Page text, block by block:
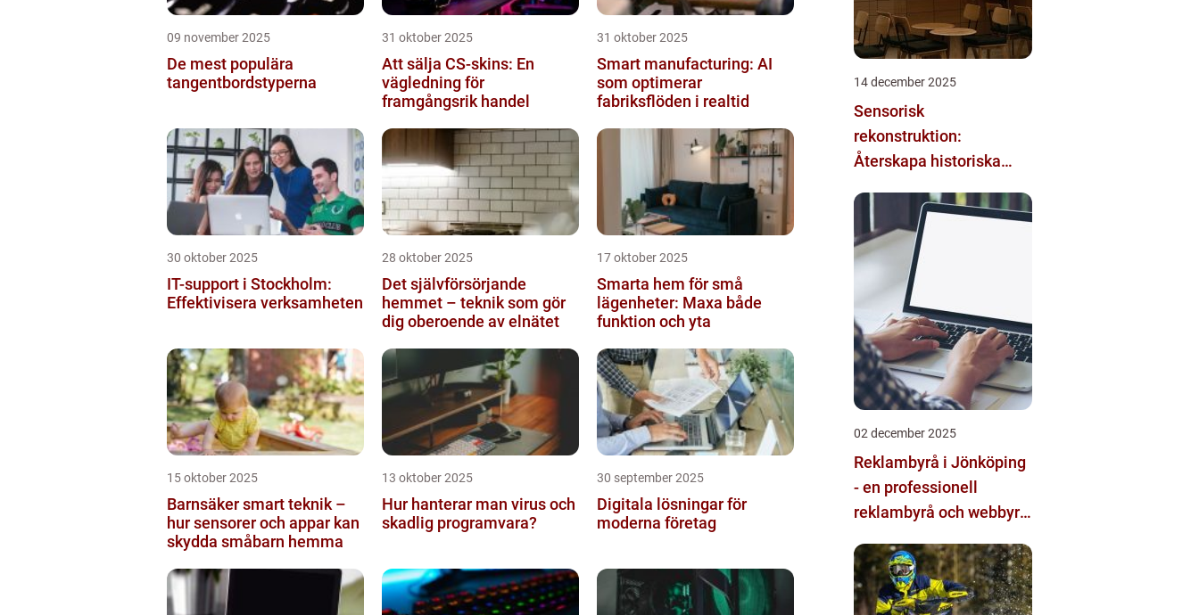
09 november 2025
De mest populära
tangentbordstyperna
31 oktober 2025
Att sälja CS-skins: En
vägledning för
framgångsrik handel
31 oktober 2025
Smart manufacturing: AI
som optimerar
fabriksflöden i realtid
30 oktober 2025
IT-support i Stockholm:
Effektivisera verksamheten
28 oktober 2025
Det självförsörjande
hemmet – teknik som gör
dig oberoende av elnätet
17 oktober 2025
Smarta hem för små
lägenheter: Maxa både
funktion och yta
15 oktober 2025
Barnsäker smart teknik –
hur sensorer och appar kan
skydda småbarn hemma
13 oktober 2025
Hur hanterar man virus och
skadlig programvara?
30 september 2025
Digitala lösningar för
moderna företag
14 december 2025
Sensorisk
rekonstruktion:
Återskapa historiska
multimodala AI
02 december 2025
Reklambyrå i Jönköping
- en professionell
reklambyrå och webbyrå
kommunikation